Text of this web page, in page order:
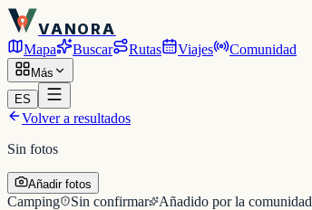
VANORA
Mapa Buscar Rutas Viajes Comunidad
Más
ES
Volver a resultados
Sin fotos
Añadir fotos
Camping Sin confirmar Añadido por la comunidad